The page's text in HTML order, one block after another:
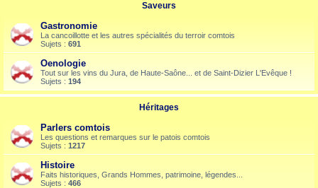
Saveurs
Gastronomie
La cancoillotte et les autres spécialités du terroir comtois
Sujets : 691
Oenologie
Tout sur les vins du Jura, de Haute-Saône... et de Saint-Dizier L'Evêque !
Sujets : 194
Héritages
Parlers comtois
Les questions et remarques sur le patois comtois
Sujets : 1217
Histoire
Faits historiques, Grands Hommes, patrimoine, légendes...
Sujets : 466